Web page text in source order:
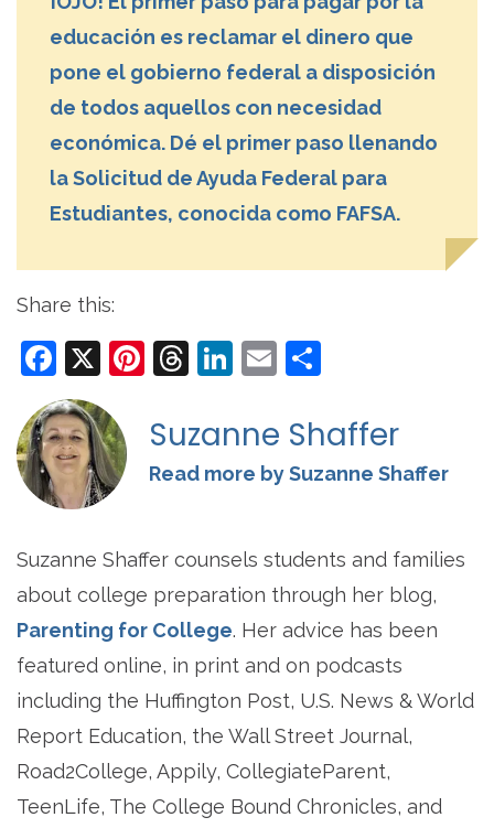
educación es reclamar el dinero que
pone el gobierno federal a disposición
de todos aquellos con necesidad
económica. Dé el primer paso llenando
la Solicitud de Ayuda Federal para
Estudiantes, conocida como FAFSA.
Share this:
Facebook
X Pinterest
Threads
LinkedIn
Email
Suzanne Shaffer
Read more by Suzanne Shaffer
Suzanne Shaffer counsels students and families
about college preparation through her blog,
Parenting for College. Her advice has been
featured online, in print and on podcasts
including the Huffington Post, U.S. News & World
Report Education, the Wall Street Journal,
Road2College, Appily, CollegiateParent,
TeenLife, The College Bound Chronicles, and